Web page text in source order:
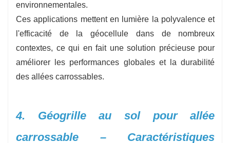
environnementales.
Ces applications mettent en lumière la polyvalence et
l'efficacité de la géocellule dans de nombreux
contextes, ce qui en fait une solution précieuse pour
améliorer les performances globales et la durabilité
des allées carrossables.
4. Géogrille au sol pour allée
carrossable – Caractéristiques